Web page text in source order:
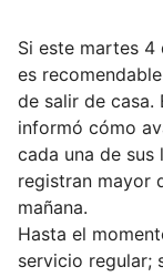
Si este martes
es
de salir de casa.
informó cómo
cada una de sus
registran mayor
mañana.
Hasta el
servicio regular;